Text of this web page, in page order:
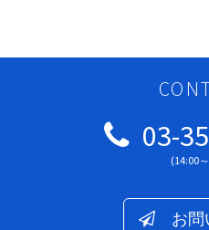
03-
(14:00
お問